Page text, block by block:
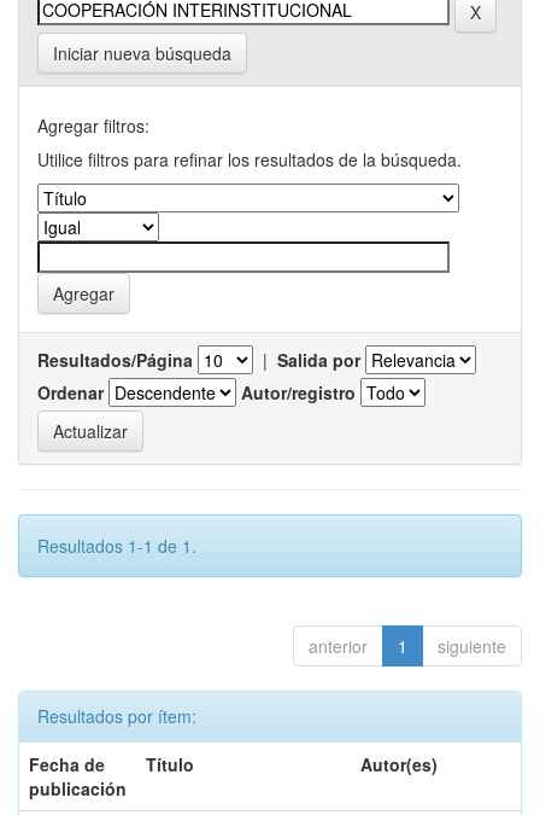
Iniciar nueva búsqueda
Agregar filtros:
Utilice filtros para refinar los resultados de la búsqueda.
Resultados/Página | Salida por
Ordenar
Autor/registro
Resultados 1-1 de 1.
anterior 1 siguiente
Resultados por ítem:
Fecha de
publicación
Título Autor(es)